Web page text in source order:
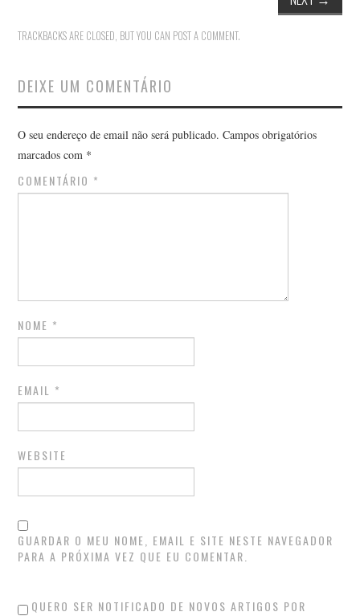
TRACKBACKS ARE CLOSED, BUT YOU CAN POST A COMMENT.
DEIXE UM COMENTÁRIO
O seu endereço de email não será publicado. Campos obrigatórios
marcados com *
COMENTÁRIO *
NOME *
EMAIL *
WEBSITE
GUARDAR O MEU NOME, EMAIL E SITE NESTE NAVEGADOR
PARA A PRÓXIMA VEZ QUE EU COMENTAR.
QUERO SER NOTIFICADO DE NOVOS ARTIGOS POR